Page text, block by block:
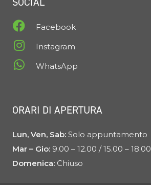
Facebook
Instagram
WhatsApp
ORARI DI APERTURA
Lun, Ven, Sab: Solo appuntamento
Mar – Gio: 9.00 – 12.00 / 15.00 – 18.00
Domenica: Chiuso